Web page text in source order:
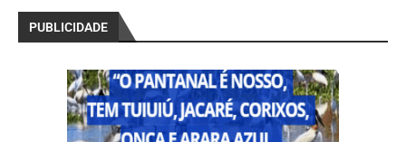
PUBLICIDADE